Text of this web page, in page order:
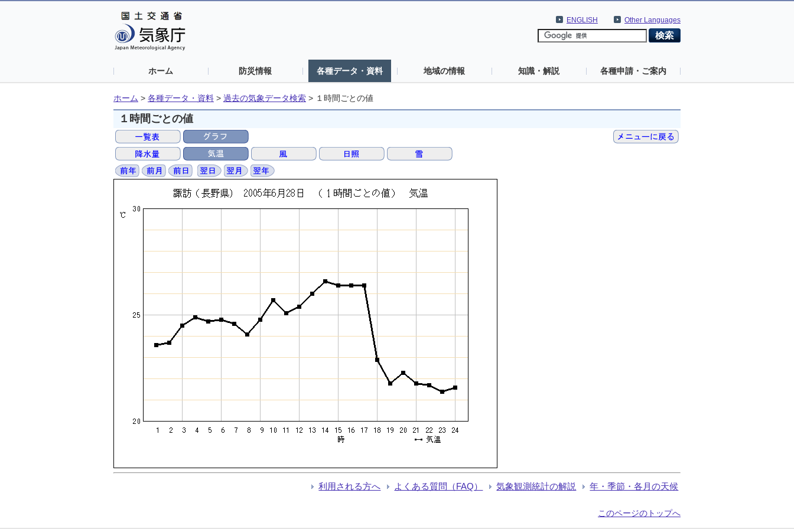
Other Languages
ENGLISH
ホーム 防災情報 各種データ・資料 地域の情報 知識・解説 各種申請・ご案内
ホーム > 各種データ・資料 > 過去の気象データ検索 > １時間ごとの値
１時間ごとの値
利用される方へ よくある質問（FAQ） 気象観測統計の解説 年・季節・各月の天候
このページのトップへ